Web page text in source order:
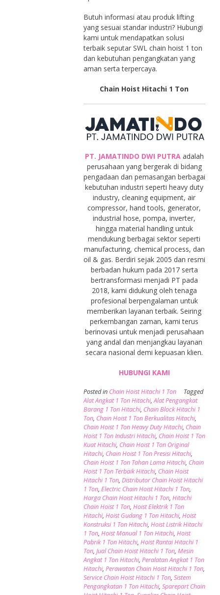
Butuh informasi atau produk lifting
yang sesuai standar industri? Hubungi
kami untuk mendapatkan solusi
terbaik seputar SWL chain hoist 1 ton
dan kebutuhan pengangkatan yang
aman serta terpercaya.
Chain Hoist Hitachi 1 Ton
PT. JAMATINDO DWI PUTRAadalah
perusahaan yang bergerak di bidang
pengadaan dan pemasangan berbagai
kebutuhan industri seperti heavy duty
industry, cleaning equipment, air
compressor, hand tools, generator,
industrial hose, pompa, inverter,
hingga material handling untuk
mendukung berbagai sektor seperti
manufacturing, chemical process, dan
oil & gas. Berdiri sejak 2005 dan resmi
berbadan hukum pada 2017 serta
bertransformasi menjadi PT pada
2018, kami didukung oleh tenaga
profesional berpengalaman untuk
memberikan layanan terbaik. Seiring
perkembangan zaman, kami terus
berinovasi untuk menjadi perusahaan
yang andal dan menjangkau layanan
secara nasional demi kepuasan klien.
HUBUNGI KAMI
Posted in Chain Hoist Hitachi 1 Ton
Tagged
Alat Angkat 1 Ton Hitachi,Alat Pengangkat
Barang 1 Ton Hitachi, Chain Block Hitachi 1
Ton, Chain Hoist 1 Ton Berkualitas Hitachi,
Chain Hoist 1 Ton Heavy Duty Hitachi, Chain
Hoist 1 Ton Industri Hitachi, Chain Hoist 1 Ton
Kuat Hitachi, Chain Hoist 1 Ton Original
Hitachi, Chain Hoist 1 Ton Presisi Hitachi,
Chain Hoist 1 Ton Tahan Lama Hitachi, Chain
Hoist 1 Ton Terbaik Hitachi, Chain Hoist
Hitachi 1 Ton, Distributor Chain Hoist Hitachi
1 Ton, Electric Chain Hoist Hitachi 1 Ton,
Harga Chain Hoist Hitachi 1 Ton, Hitachi
Chain Hoist 1 Ton, Hoist Elektrik 1 Ton
Hitachi, Hoist Gudang 1 Ton Hitachi, Hoist
Konstruksi 1 Ton Hitachi, Hoist Listrik Hitachi
1 Ton, Hoist Manual 1 Ton Hitachi, Hoist
Pabrik 1 Ton Hitachi, Hoist Rantai Hitachi 1
Ton, Jual Chain Hoist Hitachi 1 Ton, Mesin
Angkat 1 Ton Hitachi, Peralatan Angkat 1 Ton
Hitachi, Perawatan Chain Hoist Hitachi 1 Ton,
Service Chain Hoist Hitachi 1 Ton, Sistem
Pengangkatan 1 Ton Hitachi, Sparepart Chain